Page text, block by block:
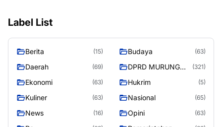
Label List
Berita (15) Budaya (63)
Daerah (69)
DPRD MURUNG
(321)
Ekonomi (63) Hukrim (5)
Kuliner (63) Nasional (65)
News (16) Opini (63)